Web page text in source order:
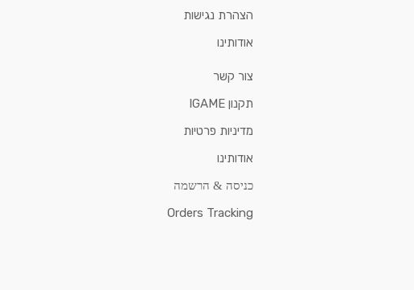
הצהרת נגישות
אודותינו
צור קשר
תקנון IGAME
מדיניות פרטיות
אודותינו
כניסה & הרשמה
Orders Tracking